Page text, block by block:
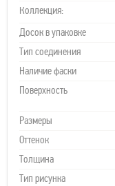
Коллекция:
Досок в упаковке
Тип соединения
Наличие фаски
Поверхность
Размеры
Оттенок
Толщина
Тип рисунка